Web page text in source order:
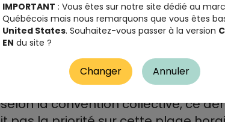
cet exemple :
d’un rappel en heures
un employé de votre
se voit être payé en surplus.
selon la convention collective, ce
IMPORTANT : Vous êtes sur notre site dédié au
Québécois mais nous remarquons que vous êtes
United States. Souhaitez-vous passer à la version
EN du site ?
Changer Annuler